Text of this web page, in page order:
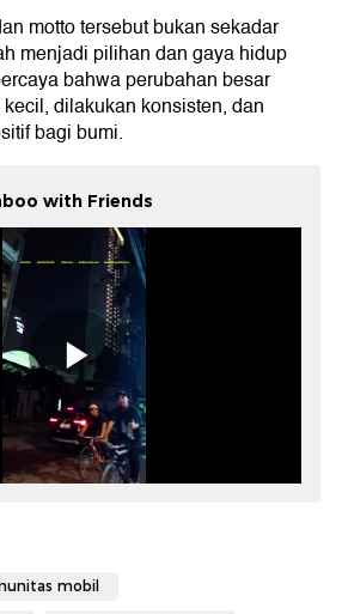
motto tersebut bukan sekadar
menjadi pilihan dan gaya hidup
bahwa perubahan besar
dilakukan konsisten, dan
bagi bumi.
with Friends
mobil